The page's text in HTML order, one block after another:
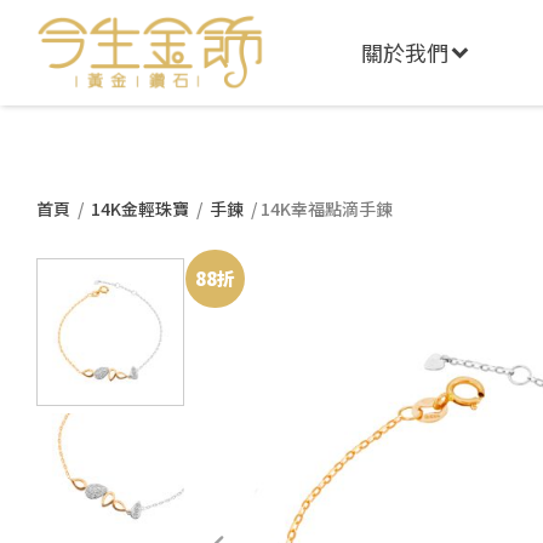
關於我們
首頁 / 14K金輕珠寶 / 手鍊 / 14K幸福點滴手鍊
88折